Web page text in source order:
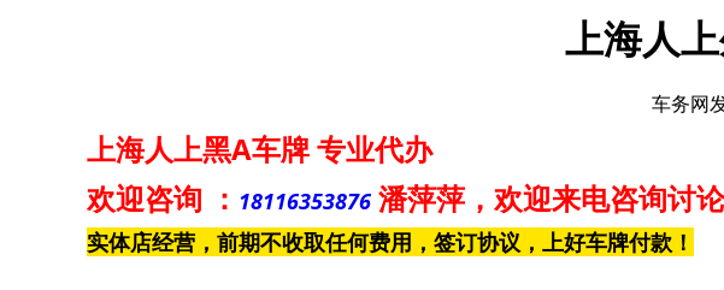
上海人
车务网
上海人上黑A车牌专业代办
欢迎咨询 ： 18116353876 潘萍萍 ，欢迎来电咨询讨论
实体店经营，前期不收取任何费用，签订协议，上好车牌付款！